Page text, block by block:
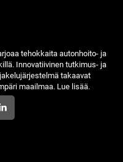
tehokkaita autonhoito- ja
Innovatiivinen tutkimus- ja
takaavat
maailmaa. Lue lisää.